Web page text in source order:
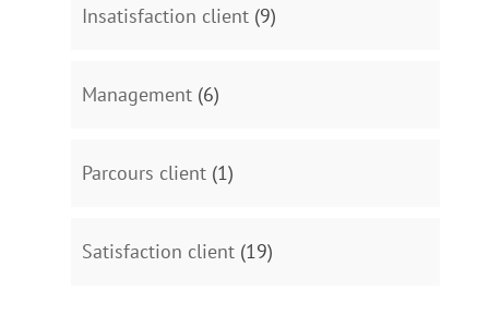
Insatisfaction client(9)
Management(6)
Parcours client(1)
Satisfaction client(19)